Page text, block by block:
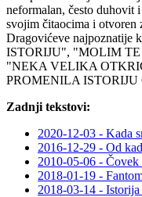
neformalan, često duhovit
svojim čitaocima i otvoren
Dragovićeve
ISTORIJU", "MOLIM TE
"NEKA VELIKA
PROMENILA
Zadnji tekstovi:
2020-12-03 - Kada
2016-12-29 - Od
2010-05-06 - Čovek
2018-01-19 -
2018-03-14 -